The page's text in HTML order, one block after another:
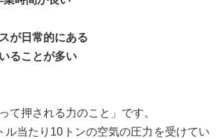
が日常的にある
ることが多い
て押される力のこと」です。
ル当たり10トンの空気の圧力を受けてい